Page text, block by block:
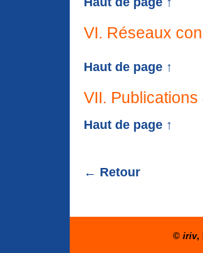
VI. Réseaux
Haut de page ↑
VII.
Haut de page ↑
← Retour
© iriv,